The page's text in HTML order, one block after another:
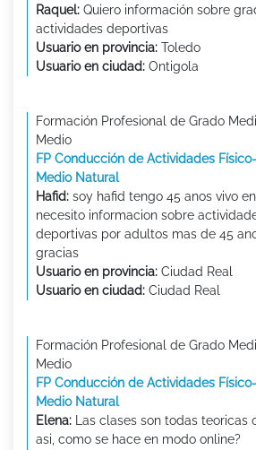
Raquel: Quiero información sobre
actividades deportivas
Usuario en provincia: Toledo
Usuario en ciudad: Ontigola
Formación Profesional de Grado
Medio
FP Conducción de Actividades
Medio Natural
Hafid: soy hafid tengo 45 anos vivo
necesito informacion sobre
deportivas por adultos mas de 45
gracias
Usuario en provincia: Ciudad Real
Usuario en ciudad: Ciudad Real
Formación Profesional de Grado
Medio
FP Conducción de Actividades
Medio Natural
Elena: Las clases son todas teoricas
asi, como se hace en modo online?